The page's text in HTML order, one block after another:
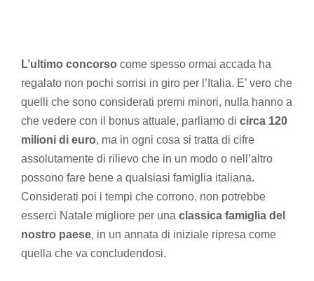
L’ultimo concorso come spesso ormai accada ha
regalato non pochi sorrisi in giro per l’Italia. E’ vero che
quelli che sono considerati premi minori, nulla hanno a
che vedere con il bonus attuale, parliamo di circa 120
milioni di euro, ma in ogni cosa si tratta di cifre
assolutamente di rilievo che in un modo o nell’altro
possono fare bene a qualsiasi famiglia italiana.
Considerati poi i tempi che corrono, non potrebbe
esserci Natale migliore per una classica famiglia del
nostro paese, in un annata di iniziale ripresa come
quella che va concludendosi.